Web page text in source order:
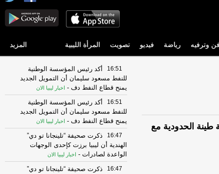
وترفيه رياضة فيديو تصويت المرأة الليبية المزيد
طينة الحدودية مع
16:51
أكد رئيس المؤسسة الوطنية
للنفط مسعود سليمان أن التمويل الجديد
يمنح قطاع النفط دف - اخبار ليبيا الان
16:51
أكد رئيس المؤسسة الوطنية
للنفط مسعود سليمان أن التمويل الجديد
يمنح قطاع النفط دف - اخبار ليبيا الان
16:47
ذكرت صحيفة “تلينجانا تو دي”
الهندية أن ليبيا برزت كإحدى الوجهات
الواعدة لصادرات - اخبار ليبيا الان
16:47
ذكرت صحيفة “تلينجانا تو دي”